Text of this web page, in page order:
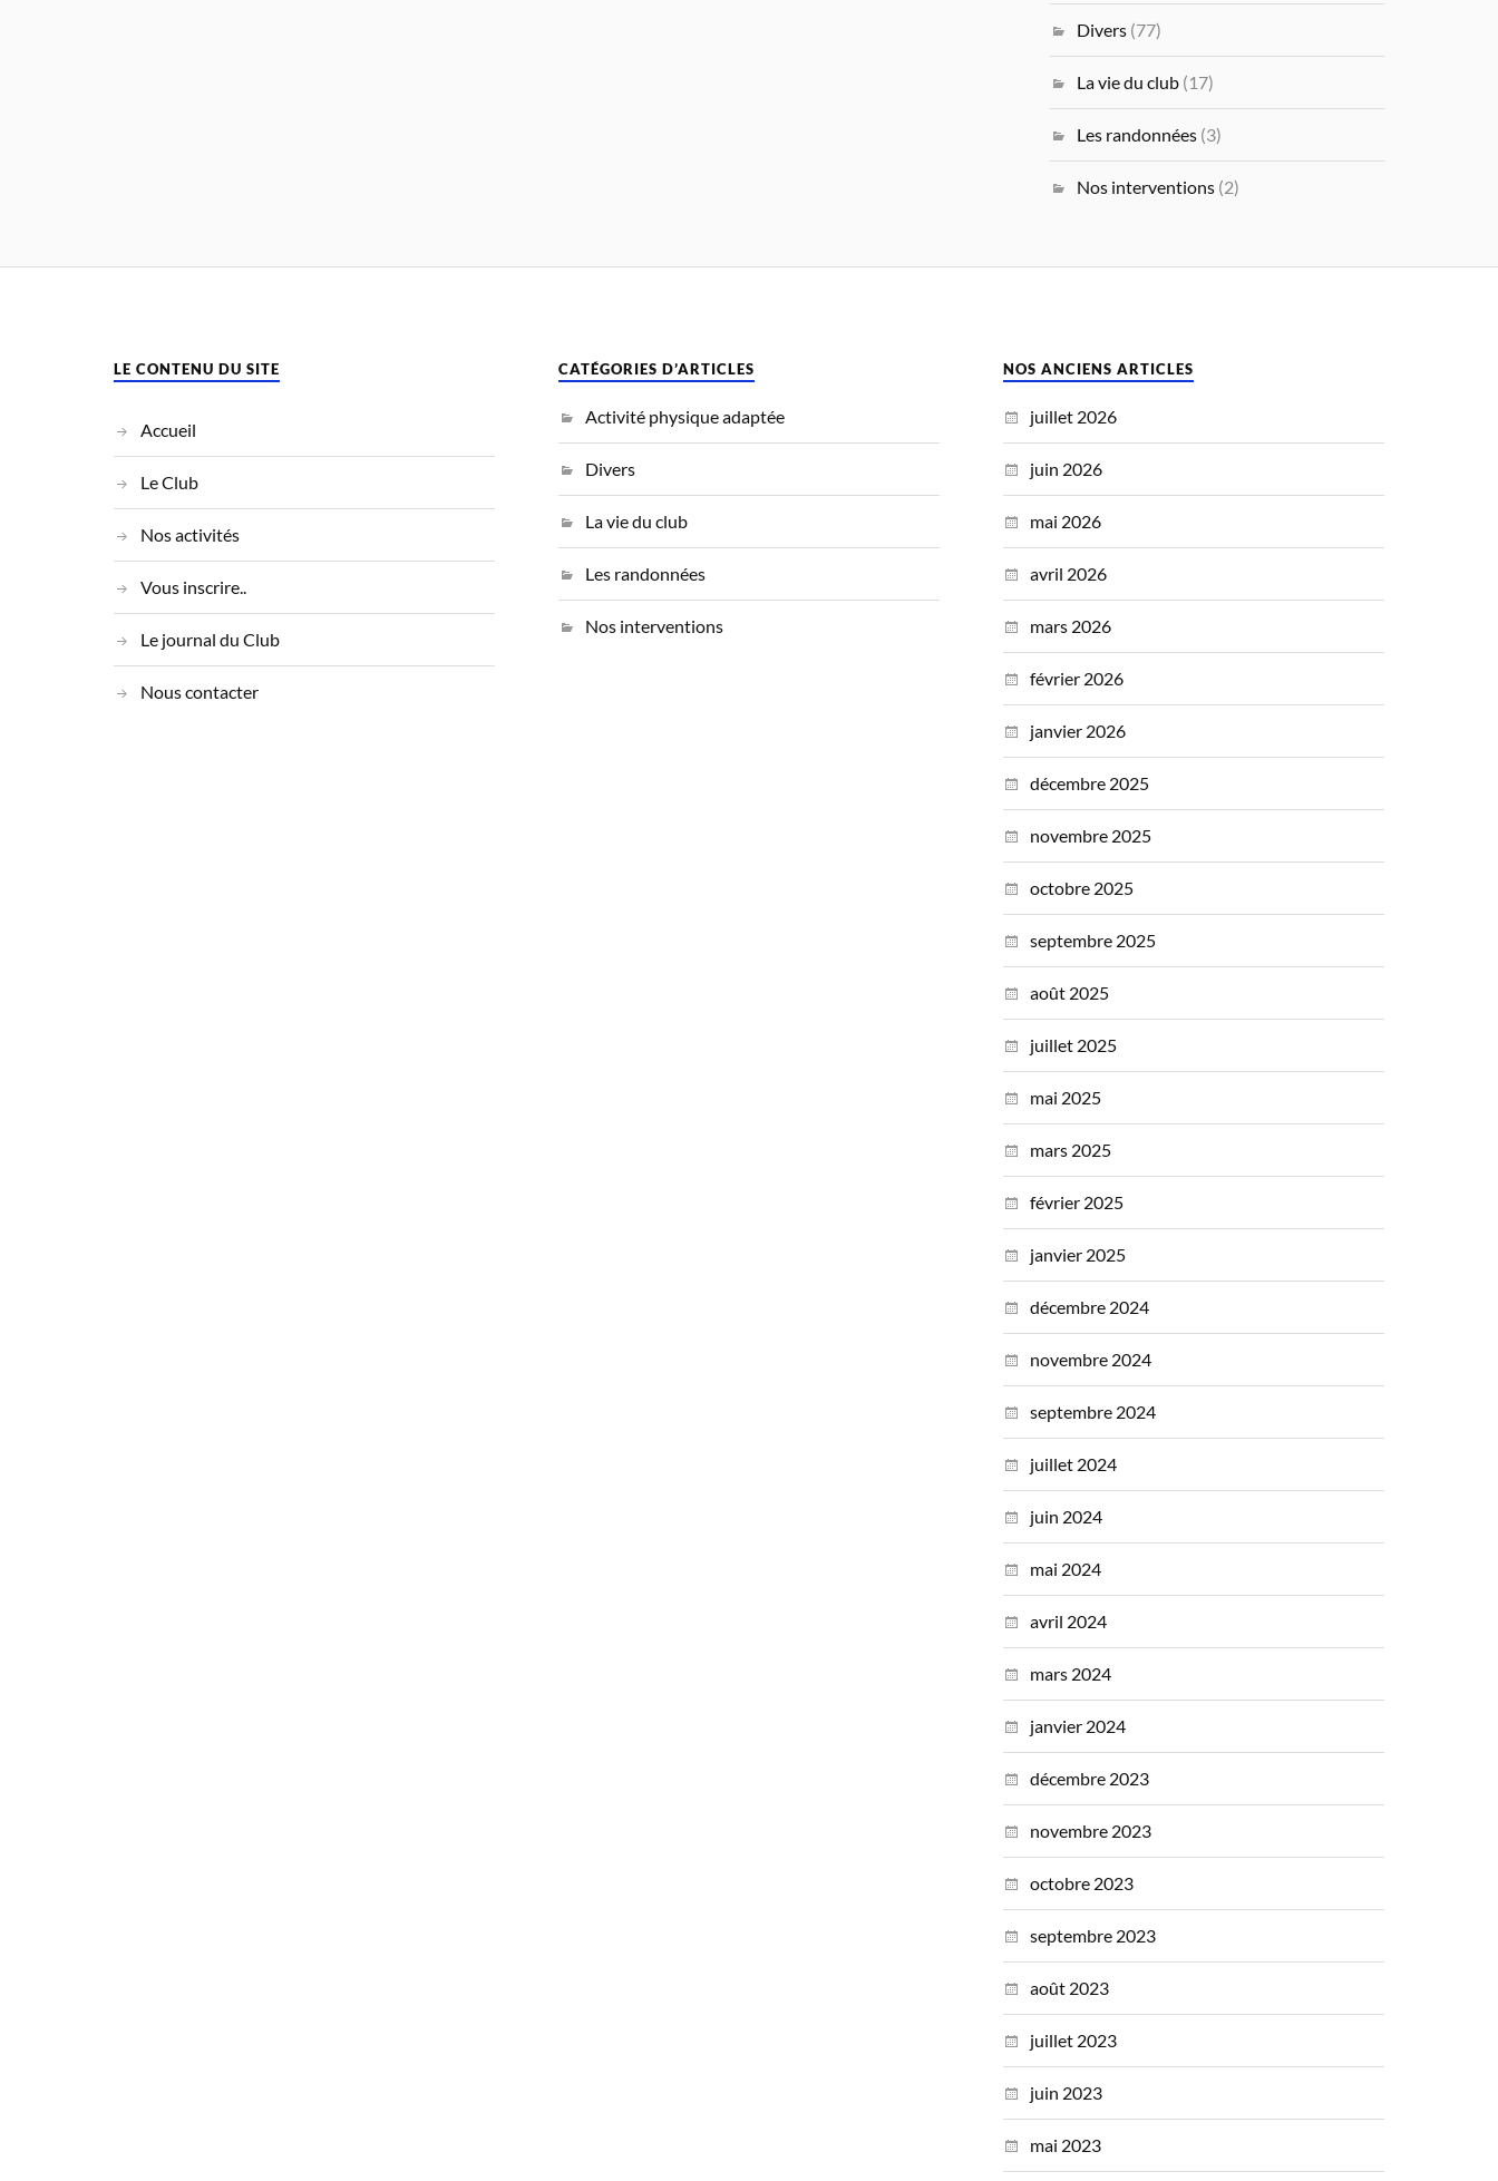
Divers (77)
La vie du club (17)
Les randonnées (3)
Nos interventions (2)
LE CONTENU DU SITE
Accueil
Le Club
Nos activités
Vous inscrire..
Le journal du Club
Nous contacter
CATÉGORIES D’ARTICLES
Activité physique adaptée
Divers
La vie du club
Les randonnées
Nos interventions
NOS ANCIENS ARTICLES
juillet 2026
juin 2026
mai 2026
avril 2026
mars 2026
février 2026
janvier 2026
décembre 2025
novembre 2025
octobre 2025
septembre 2025
août 2025
juillet 2025
mai 2025
mars 2025
février 2025
janvier 2025
décembre 2024
novembre 2024
septembre 2024
juillet 2024
juin 2024
mai 2024
avril 2024
mars 2024
janvier 2024
décembre 2023
novembre 2023
octobre 2023
septembre 2023
août 2023
juillet 2023
juin 2023
mai 2023